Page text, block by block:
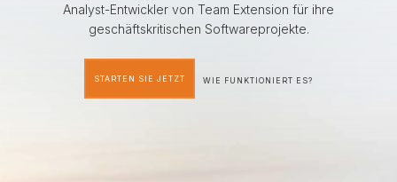
Analyst-Entwickler von Team Extension für ihre
geschäftskritischen Softwareprojekte.
STARTEN SIE JETZT WIE FUNKTIONIERT ES?